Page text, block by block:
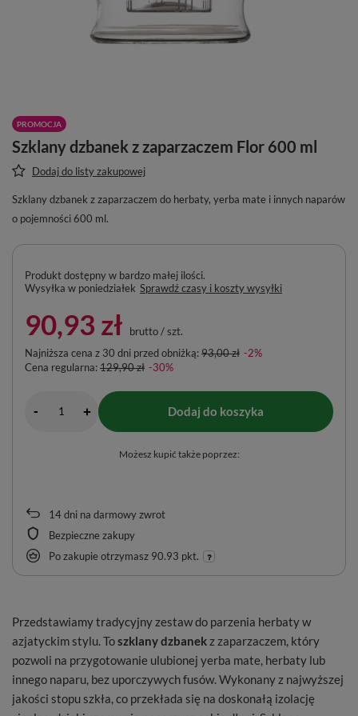
PROMOCJA
Szklany dzbanek z zaparzaczem Flor 600 ml
Dodaj do listy zakupowej
Szklany dzbanek z zaparzaczem do herbaty, yerba mate i innych naparów
o pojemności 600 ml.
14dni na darmowy zwrot
Bezpieczne zakupy
Po zakupie otrzymasz 90.93 pkt.
Produkt dostępny w bardzo małej ilości
Wysyłka w poniedziałek Sprawdź czasy i koszty wysyłki
90,93 zł brutto/szt.
Najniższa cena z 30 dni przed obniżką:93,00 zł -2%
Cena regularna:129,90 zł -30%
- + Dodaj do koszyka
Możesz kupić także poprzez:
Przedstawiamy tradycyjny zestaw do parzenia herbaty w
azjatyckim stylu. Toszklany dzbanekz zaparzaczem, który
pozwoli na przygotowanie ulubionej yerba mate, herbaty lub
innego naparu, bez uporczywych fusów. Wykonany z najwyższej
jakości stopu szkła, co przekłada się na doskonałą izolację